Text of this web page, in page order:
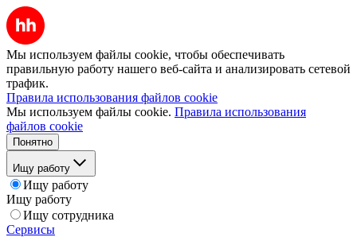
Мы используем файлы cookie, чтобы обеспечивать
правильную работу нашего веб-сайта и анализировать сетевой
трафик.
Правила использования файлов cookie
Мы используем файлы cookie. Правила использования
файлов cookie
Понятно
Ищу работу
Ищу работу
Ищу работу
Ищу сотрудника
Сервисы